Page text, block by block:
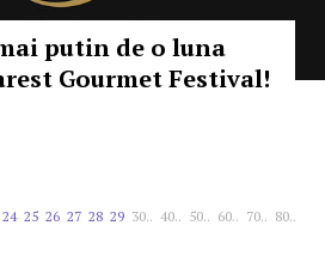
putin de o luna
Gourmet Festival!
24 25 26 27 28 29 30.. 40.. 50.. 60.. 70.. 80..